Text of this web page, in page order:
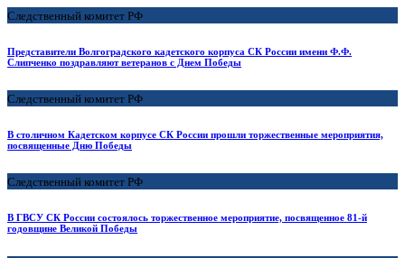
Следственный комитет РФ
Представители Волгоградского кадетского корпуса СК России имени Ф.Ф.
Слипченко поздравляют ветеранов с Днем Победы
Следственный комитет РФ
В столичном Кадетском корпусе СК России прошли торжественные мероприятия,
посвященные Дню Победы
Следственный комитет РФ
В ГВСУ СК России состоялось торжественное мероприятие, посвященное 81-й
годовщине Великой Победы